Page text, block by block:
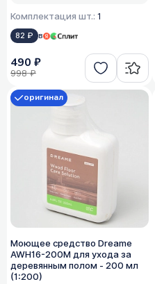
Комплектация шт.: 1
82 ₽ в
490 ₽
998 ₽
Моющее средство Dreame
AWH16-200M для ухода за
деревянным полом - 200 мл
(1:200)
оригинал